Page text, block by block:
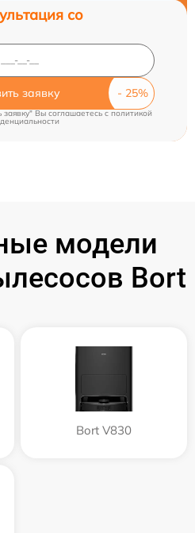
со
заявку
Вы соглашаетесь cполитикой
модели
Bort
Bort V830